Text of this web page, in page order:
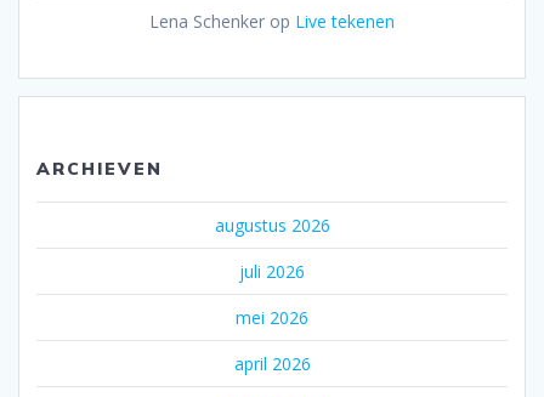
Lena Schenker op Live tekenen
ARCHIEVEN
augustus 2026
juli 2026
mei 2026
april 2026